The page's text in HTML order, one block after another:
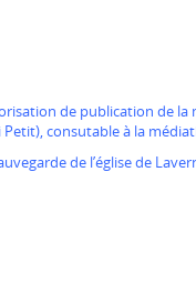
de publication de
consutable à la
de l’église de